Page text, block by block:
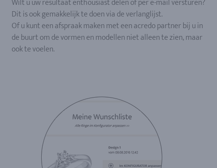
Wilt u uw resultaat enthousiast delen of per e-mail versturen?
Dit is ook gemakkelijk te doen via de verlanglijst.
Of u kunt een afspraak maken met een acredo partner bij u in
de buurt om de vormen en modellen niet alleen te zien, maar
ook te voelen.